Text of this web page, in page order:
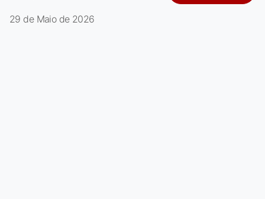
29 de Maio de 2026